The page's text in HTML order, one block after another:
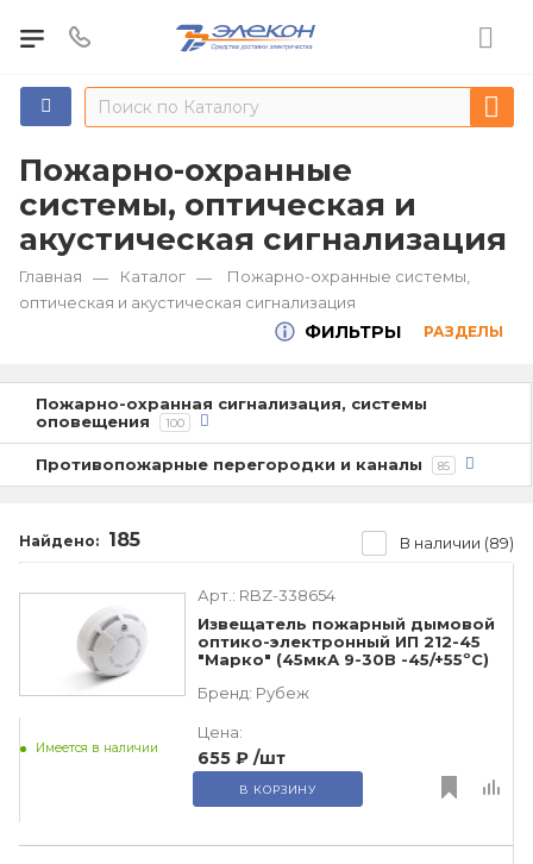
Пожарно-охранные
системы, оптическая и
акустическая сигнализация
Главная — Каталог —
Пожарно-охранные системы,
оптическая и акустическая сигнализация
ФИЛЬТРЫ РАЗДЕЛЫ
Пожарно-охранная сигнализация, системы
оповещения
100
Противопожарные перегородки и каналы 85
Найдено: 185 В наличии (89)
Арт.: RBZ-338654
Извещатель пожарный дымовой
оптико-электронный ИП 212-45
"Марко" (45мкА 9-30В -45/+55ºС)
Бренд: Рубеж
Имеется в наличии
Цена:
655 ₽ /шт
В КОРЗИНУ